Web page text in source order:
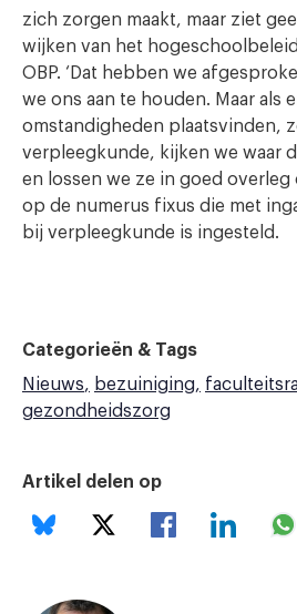
zich zorgen maakt, maar ziet
wijken van het
OBP. ‘Dat hebben we
we ons aan te houden. Maar als
omstandigheden plaatsvinden,
verpleegkunde, kijken we waar
en lossen we ze in goed overleg
op de numerus fixus die met
bij verpleegkunde is ingesteld.
Categorieën & Tags
Nieuws
bezuiniging
gezondheidszorg
Artikel delen op